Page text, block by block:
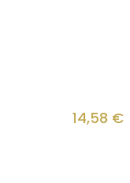
14,58 €